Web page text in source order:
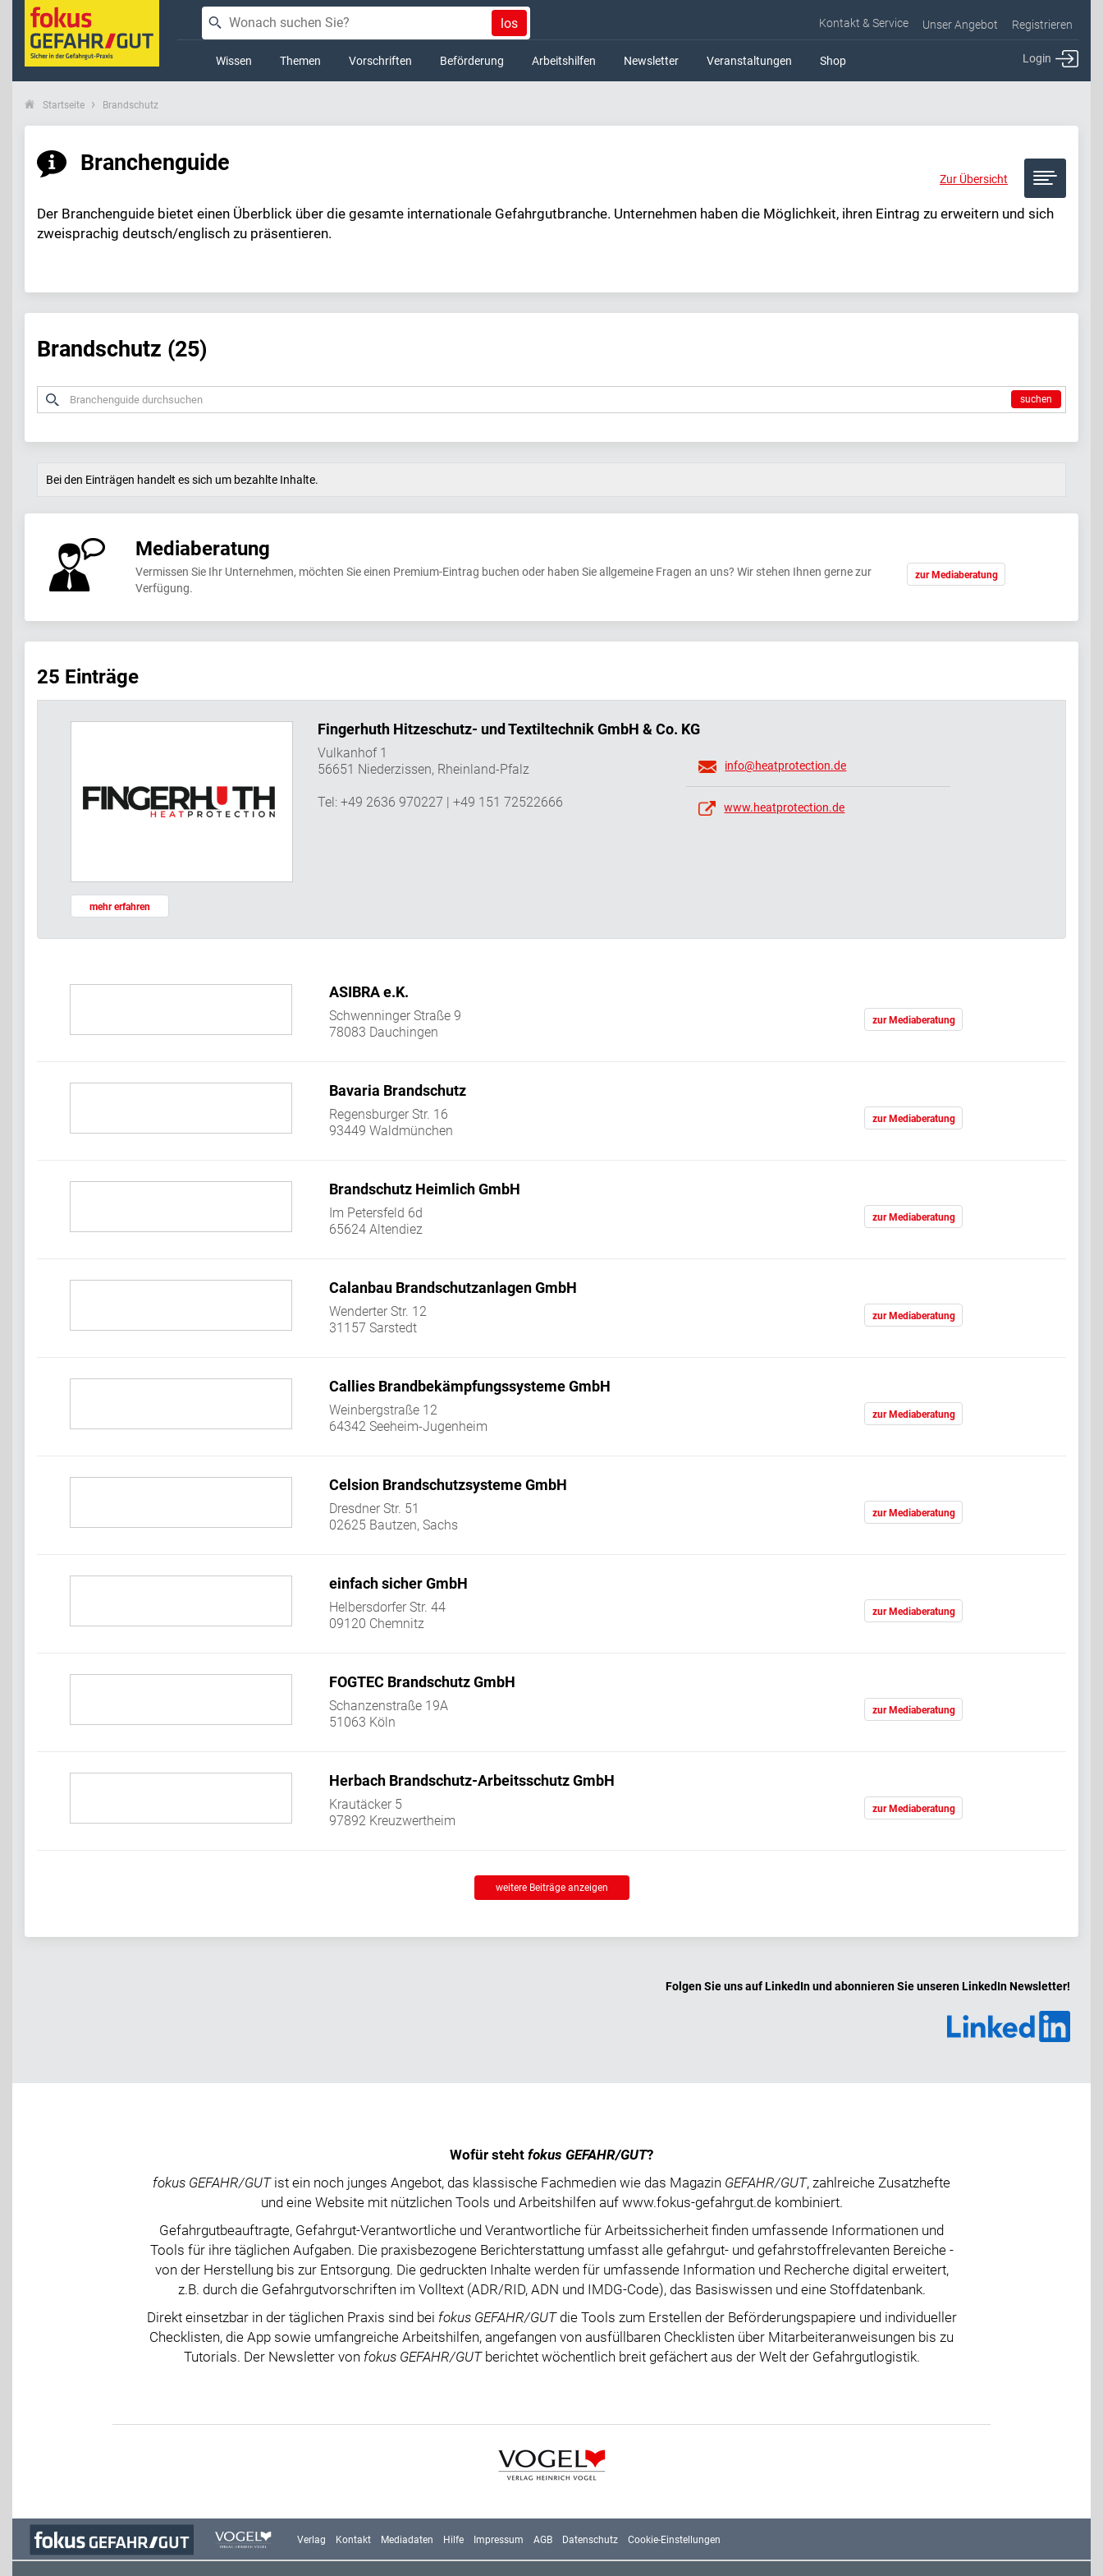
Kontakt & Service Unser Angebot Registrieren
los
Login
Wissen Themen Vorschriften Beförderung Arbeitshilfen Newsletter Veranstaltungen Shop
Startseite Brandschutz
Branchenguide
Zur Übersicht
Der Branchenguide bietet einen Überblick über die gesamte internationale Gefahrgutbranche. Unternehmen haben die Möglichkeit, ihren Eintrag zu erweitern und sich
zweisprachig deutsch/englisch zu präsentieren.
Brandschutz (25)
suchen
Bei den Einträgen handelt es sich um bezahlte Inhalte.
Mediaberatung
Vermissen Sie Ihr Unternehmen, möchten Sie einen Premium-Eintrag buchen oder haben Sie allgemeine Fragen an uns? Wir stehen Ihnen gerne zur
Verfügung.
zur Mediaberatung
25 Einträge
mehr erfahren
Fingerhuth Hitzeschutz- und Textiltechnik GmbH & Co. KG
Vulkanhof 1
56651 Niederzissen, Rheinland-Pfalz
Tel: +49 2636 970227 | +49 151 72522666
info@heatprotection.de
www.heatprotection.de
ASIBRA e.K.
Schwenninger Straße 9
78083 Dauchingen
zur Mediaberatung
Bavaria Brandschutz
Regensburger Str. 16
93449 Waldmünchen
zur Mediaberatung
Brandschutz Heimlich GmbH
Im Petersfeld 6d
65624 Altendiez
zur Mediaberatung
Calanbau Brandschutzanlagen GmbH
Wenderter Str. 12
31157 Sarstedt
zur Mediaberatung
Callies Brandbekämpfungssysteme GmbH
Weinbergstraße 12
64342 Seeheim-Jugenheim
zur Mediaberatung
Celsion Brandschutzsysteme GmbH
Dresdner Str. 51
02625 Bautzen, Sachs
zur Mediaberatung
einfach sicher GmbH
Helbersdorfer Str. 44
09120 Chemnitz
zur Mediaberatung
FOGTEC Brandschutz GmbH
Schanzenstraße 19A
51063 Köln
zur Mediaberatung
Herbach Brandschutz-Arbeitsschutz GmbH
Krautäcker 5
97892 Kreuzwertheim
zur Mediaberatung
weitere Beiträge anzeigen
Folgen Sie uns auf LinkedIn und abonnieren Sie unseren LinkedIn Newsletter!
Wofür steht fokus GEFAHR/GUT?
fokus GEFAHR/GUTist ein noch junges Angebot, das klassische Fachmedien wie das Magazin GEFAHR/GUT, zahlreiche Zusatzhefte
und eine Website mit nützlichen Tools und Arbeitshilfen auf www.fokus-gefahrgut.de kombiniert.
Gefahrgutbeauftragte, Gefahrgut-Verantwortliche und Verantwortliche für Arbeitssicherheit finden umfassende Informationen und
Tools für ihre täglichen Aufgaben. Die praxisbezogene Berichterstattung umfasst alle gefahrgut- und gefahrstoffrelevanten Bereiche -
von der Herstellung bis zur Entsorgung. Die gedruckten Inhalte werden für umfassende Information und Recherche digital erweitert,
z.B. durch die Gefahrgutvorschriften im Volltext (ADR/RID, ADN und IMDG-Code), das Basiswissen und eine Stoffdatenbank.
Direkt einsetzbar in der täglichen Praxis sind bei fokus GEFAHR/GUTdie Tools zum Erstellen der Beförderungspapiere und individueller
Checklisten, die App sowie umfangreiche Arbeitshilfen, angefangen von ausfüllbaren Checklisten über Mitarbeiteranweisungen bis zu
Tutorials. Der Newsletter von fokus GEFAHR/GUTberichtet wöchentlich breit gefächert aus der Welt der Gefahrgutlogistik.
Verlag Kontakt Mediadaten Hilfe Impressum AGB Datenschutz Cookie-Einstellungen